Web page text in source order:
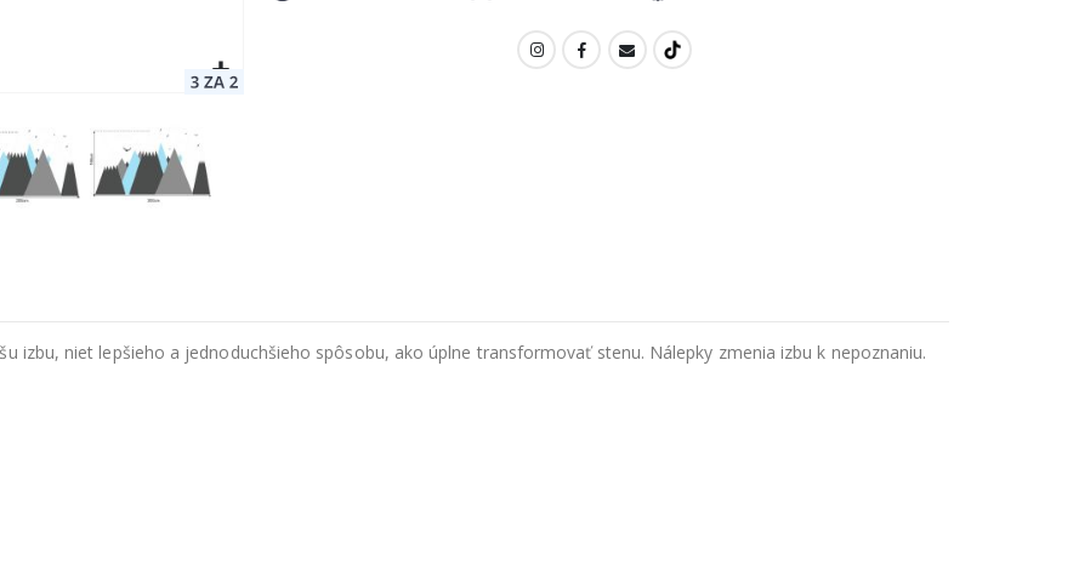
izbu, niet lepšieho a jednoduchšieho spôsobu, ako úplne transformovať stenu. Nálepky zmenia izbu k nepoznaniu.